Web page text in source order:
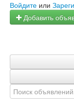
Войдите или
Добавить
Объявления